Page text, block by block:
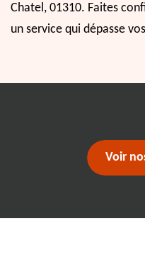
Chatel, 01310. Faites
un service qui dépasse
Voir